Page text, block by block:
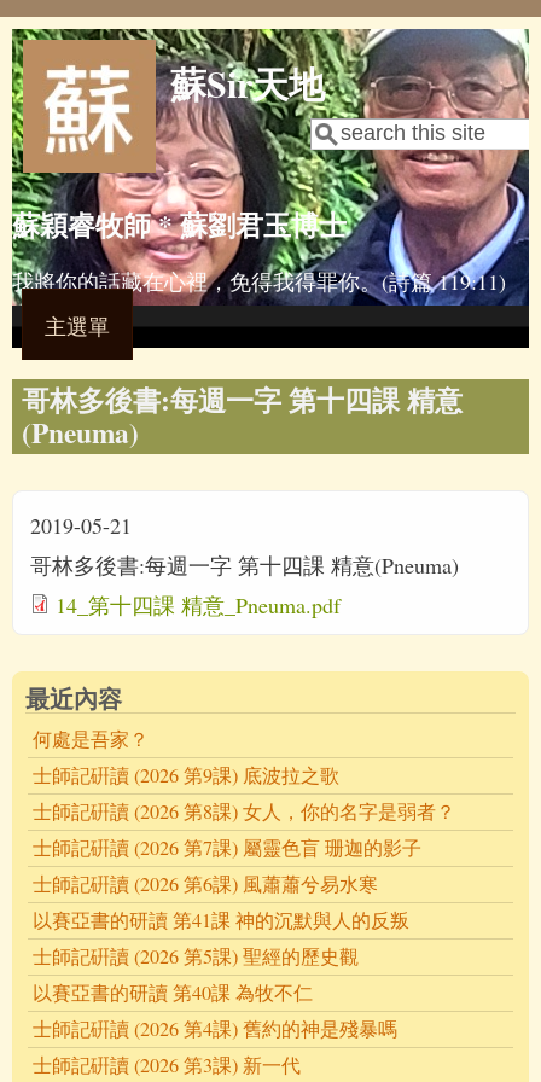
Skip to main content
蘇Sir天地
Search form
Search
蘇穎睿牧師 * 蘇劉君玉博士
我將你的話藏在心裡，免得我得罪你。(詩篇 119:11)
主選單
哥林多後書:每週一字 第十四課 精意
(Pneuma)
2019-05-21
哥林多後書:每週一字 第十四課 精意(Pneuma)
14_第十四課 精意_Pneuma.pdf
最近內容
何處是吾家？
士師記硏讀 (2026 第9課) 底波拉之歌
士師記硏讀 (2026 第8課) 女人，你的名字是弱者？
士師記硏讀 (2026 第7課) 屬靈色盲 珊迦的影子
士師記硏讀 (2026 第6課) 風蕭蕭兮易水寒
以賽亞書的研讀 第41課 神的沉默與人的反叛
士師記硏讀 (2026 第5課) 聖經的歷史觀
以賽亞書的研讀 第40課 為牧不仁
士師記硏讀 (2026 第4課) 舊約的神是殘暴嗎
士師記硏讀 (2026 第3課) 新一代